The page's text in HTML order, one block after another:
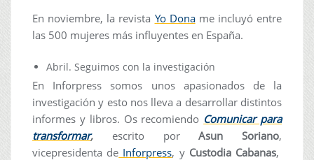
En noviembre, la revista Yo Doname incluyó entre
las 500 mujeres más influyentes en España.
Abril. Seguimos con la investigación
En Inforpress somos unos apasionados de la
investigación y esto nos lleva a desarrollar distintos
informes y libros. Os recomiendo Comunicar para
transformar, escrito porAsun Soriano,
vicepresidenta de Inforpress, y Custodia Cabanas,